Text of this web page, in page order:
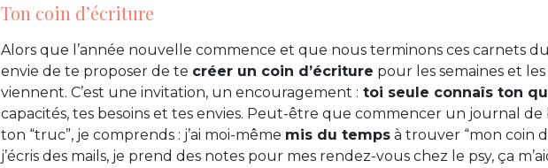
Ton coin d’écriture
Alors que l’année nouvelle commence et que nous terminons ces carnets du
envie de te proposer de te créer un coin d’écriture pour les semaines et
viennent. C’est une invitation, un encouragement : toi seule connaîs ton
capacités, tes besoins et tes envies. Peut-être que commencer un journal de
ton “truc”, je comprends : j’ai moi-même mis du temps à trouver “mon coin
j’écris des mails, je prend des notes pour mes rendez-vous chez le psy, ça